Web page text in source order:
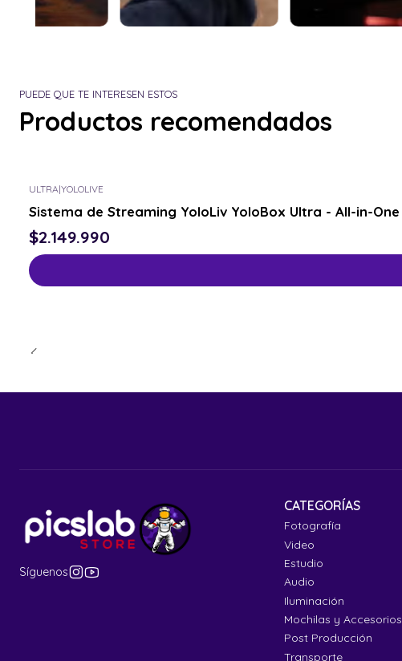
PUEDE QUE TE INTERESEN ESTOS
Productos recomendados
ULTRA|YOLOLIVE
Sistema de Streaming YoloLiv YoloBox Ultra - All-in-One
$2.149.990
Síguenos
CATEGORÍAS
Fotografía
Video
Estudio
Audio
Iluminación
Mochilas y Accesorios
Post Producción
Transporte